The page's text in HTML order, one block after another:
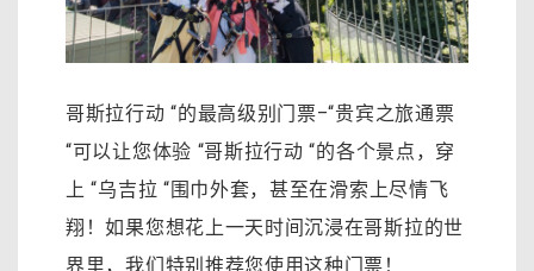
哥斯拉行动 “的最高级别门票–“贵宾之旅通票
“可以让您体验 “哥斯拉行动 “的各个景点，穿
上 “乌吉拉 “围巾外套，甚至在滑索上尽情飞
翔！如果您想花上一天时间沉浸在哥斯拉的世
界里，我们特别推荐您使用这种门票！